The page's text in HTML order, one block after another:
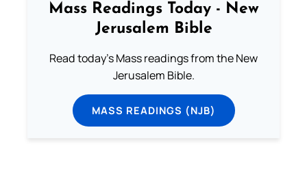
Mass Readings Today - New
Jerusalem Bible
Read today's Mass readings from the New
Jerusalem Bible.
MASS READINGS (NJB)